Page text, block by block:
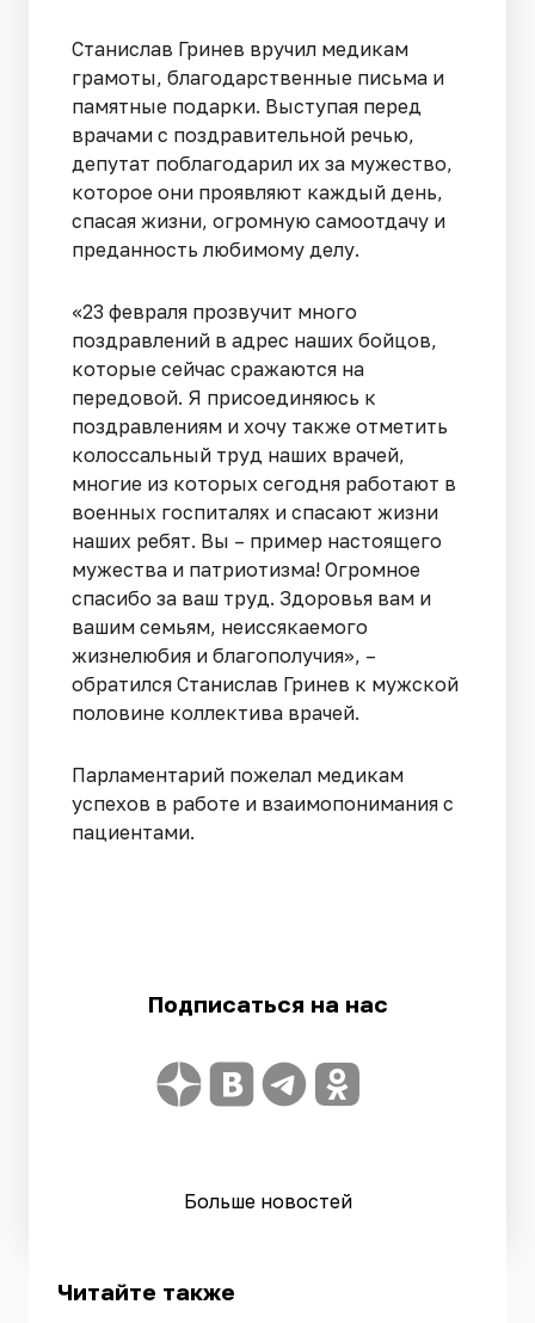
Станислав Гринев вручил медикам
грамоты, благодарственные письма и
памятные подарки. Выступая перед
врачами с поздравительной речью,
депутат поблагодарил их за мужество,
которое они проявляют каждый день,
спасая жизни, огромную самоотдачу и
преданность любимому делу.
«23 февраля прозвучит много
поздравлений в адрес наших бойцов,
которые сейчас сражаются на
передовой. Я присоединяюсь к
поздравлениям и хочу также отметить
колоссальный труд наших врачей,
многие из которых сегодня работают в
военных госпиталях и спасают жизни
наших ребят. Вы – пример настоящего
мужества и патриотизма! Огромное
спасибо за ваш труд. Здоровья вам и
вашим семьям, неиссякаемого
жизнелюбия и благополучия», –
обратился Станислав Гринев к мужской
половине коллектива врачей.
Парламентарий пожелал медикам
успехов в работе и взаимопонимания с
пациентами.
Подписаться на нас
Больше новостей
Читайте также